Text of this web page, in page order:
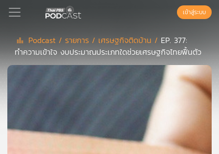
Podcast
แนะนำ
เข้าสู่ระบบ
Podcast / รายการ / เศรษฐกิจติดบ้าน / EP. 377:
ทำความเข้าใจ งบประมาณประเภทใดช่วยเศรษฐกิจไทยฟื้นตัว